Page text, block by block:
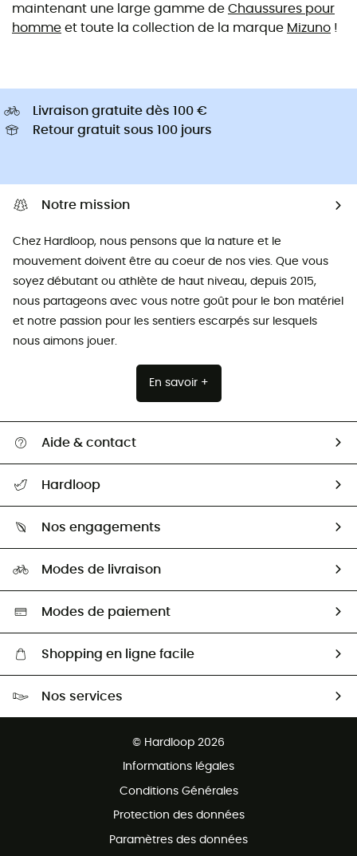
maintenant une large gamme de Chaussures pour
homme et toute la collection de la marque Mizuno !
Livraison gratuite dès 100 €
Retour gratuit sous 100 jours
Notre mission
Chez Hardloop, nous pensons que la nature et le
mouvement doivent être au coeur de nos vies. Que vous
soyez débutant ou athlète de haut niveau, depuis 2015,
nous partageons avec vous notre goût pour le bon matériel
et notre passion pour les sentiers escarpés sur lesquels
nous aimons jouer.
En savoir +
Aide & contact
Retour & remboursement
Guide des tailles
Seconde Main
Aide & Contact
Hardloop
HardGuides
Nos engagements
Sélection éco-responsable
Modes de livraison
Modes de paiement
Shopping en ligne facile
Nos services
© Hardloop 2026
Informations légales
Conditions Générales
Protection des données
Paramètres des données